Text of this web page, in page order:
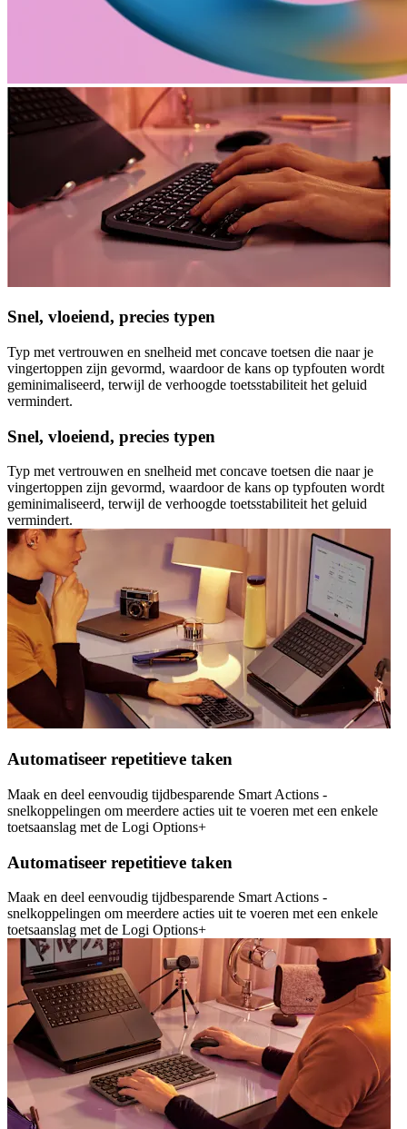
Snel, vloeiend, precies typen
Typ met vertrouwen en snelheid met concave toetsen die naar je
vingertoppen zijn gevormd, waardoor de kans op typfouten wordt
geminimaliseerd, terwijl de verhoogde toetsstabiliteit het geluid
vermindert.
Snel, vloeiend, precies typen
Typ met vertrouwen en snelheid met concave toetsen die naar je
vingertoppen zijn gevormd, waardoor de kans op typfouten wordt
geminimaliseerd, terwijl de verhoogde toetsstabiliteit het geluid
vermindert.
Automatiseer repetitieve taken
Maak en deel eenvoudig tijdbesparende Smart Actions -
snelkoppelingen om meerdere acties uit te voeren met een enkele
toetsaanslag met de Logi Options+
Automatiseer repetitieve taken
Maak en deel eenvoudig tijdbesparende Smart Actions -
snelkoppelingen om meerdere acties uit te voeren met een enkele
toetsaanslag met de Logi Options+